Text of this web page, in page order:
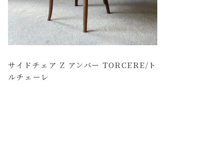
サイドチェア Z アンバー TORCERE/ト
ルチェーレ